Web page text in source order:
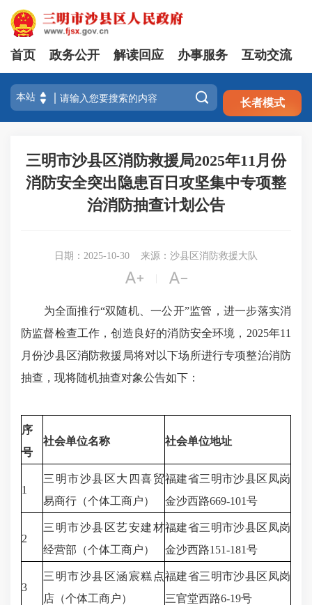
注册 登录
首页 政务公开 解读回应 办事服务 互动交流
 长者模式
三明市沙县区消防救援局2025年11月份
消防安全突出隐患百日攻坚集中专项整
治消防抽查计划公告
日期：2025-10-30 来源：沙县区消防救援大队
 
为全面推行“双随机、一公开”监管，进一步落实消
防监督检查工作，创造良好的消防安全环境，2025年11
月份沙县区消防救援局将对以下场所进行专项整治消防
抽查，现将随机抽查对象公告如下：
序
号
社会单位名称 社会单位地址
1
三明市沙县区大四喜贸
易商行（个体工商户）
福建省三明市沙县区凤岗
金沙西路669-101号
2
三明市沙县区艺安建材
经营部（个体工商户）
福建省三明市沙县区凤岗
金沙西路151-181号
3
三明市沙县区涵宸糕点
店（个体工商户）
福建省三明市沙县区凤岗
三官堂西路6-19号